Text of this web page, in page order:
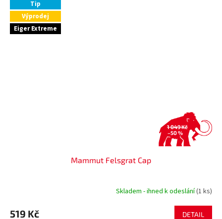
Tip
Výprodej
Eiger Extreme
1 049 Kč
–50 %
Mammut Felsgrat Cap
Skladem - ihned k odeslání(1 ks)
519 Kč DETAIL